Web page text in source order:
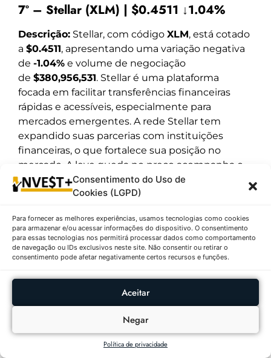
Consentimento do Uso de
Cookies (LGPD)
Para fornecer as melhores experiências, usamos tecnologias como cookies
para armazenar e/ou acessar informações do dispositivo. O consentimento
para essas tecnologias nos permitirá processar dados como comportamento
de navegação ou IDs exclusivos neste site. Não consentir ou retirar o
consentimento pode afetar negativamente certos recursos e funções.
Aceitar
Negar
Política de privacidade
7º – Stellar (XLM) | $0.4511 ↓1.04%
Descrição: Stellar, com código XLM, está cotado
a $0.4511, apresentando uma variação negativa
de -1.04% e volume de negociação
de $380,956,531. Stellar é uma plataforma
focada em facilitar transferências financeiras
rápidas e acessíveis, especialmente para
mercados emergentes. A rede Stellar tem
expandido suas parcerias com instituições
financeiras, o que fortalece sua posição no
mercado. A leve queda no preço acompanha o
movimento geral das altcoins, mas o projeto
mantém fundamentos sólidos.
8º – TRON (TRX) | $0.3356 ↓0.94%
Descrição:A criptomoedaTRON (TRX)está
sendo negociada a$0.3356, com uma queda
blockchain que visa descentralizar a internet,
focando em conteúdo digital e entretenimento.
Recentemente, TRON tem sido destacada
como uma das criptomoedas mais voláteis e